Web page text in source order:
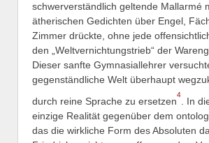
schwerverständlich geltende Mallarmé
ätherischen Gedichten über Engel,
Zimmer drückte, ohne jede
den „Weltvernichtungstrieb“ der
Dieser sanfte Gymnasiallehrer
gegenständliche Welt überhaupt
durch reine Sprache zu ersetzen
4
. In
einzige Realität gegenüber dem
das die wirkliche Form des Absoluten